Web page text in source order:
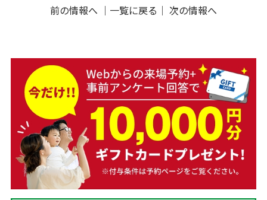
前の情報へ ｜ 一覧に戻る ｜ 次の情報へ